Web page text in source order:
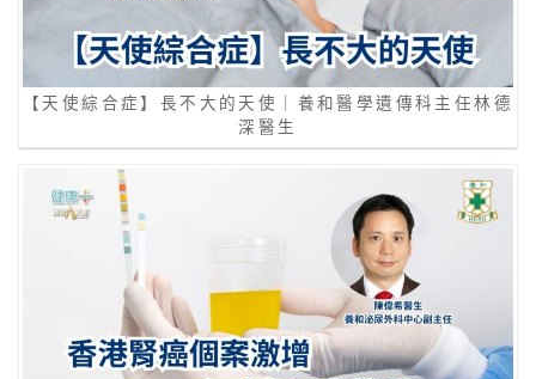
【天使綜合症】長不大的天使｜養和醫學遺傳科主任林德
深醫生